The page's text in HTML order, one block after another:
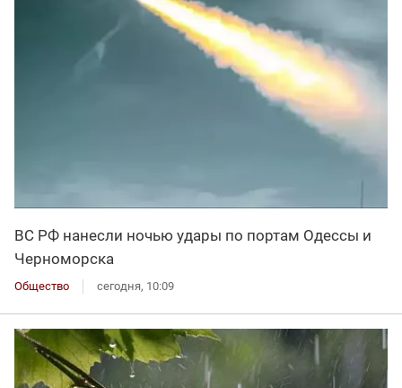
ВС РФ нанесли ночью удары по портам Одессы и
Черноморска
Общество сегодня, 10:09